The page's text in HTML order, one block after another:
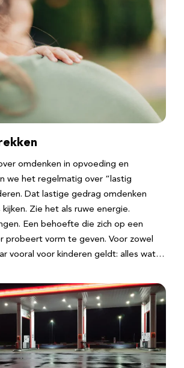
omdenken in opvoeding en
we het regelmatig over “lastig
Dat lastige gedrag omdenken
Zie het als ruwe energie.
Een behoefte die zich op een
probeert vorm te geven. Voor zowel
vooral voor kinderen geldt: alles wat…